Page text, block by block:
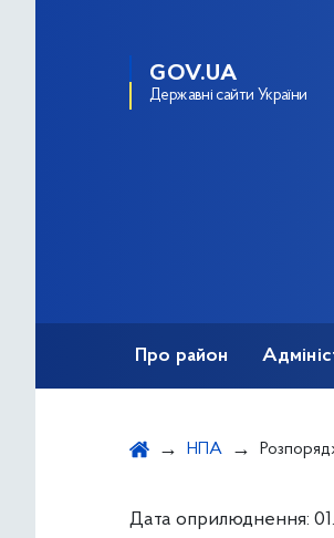
GOV.UA
Державні сайти України
Про район
НПА Розпорядження від 17.03.2023 № 172"Про внесення змін до розпорядження голови
Дата оприлюднення: